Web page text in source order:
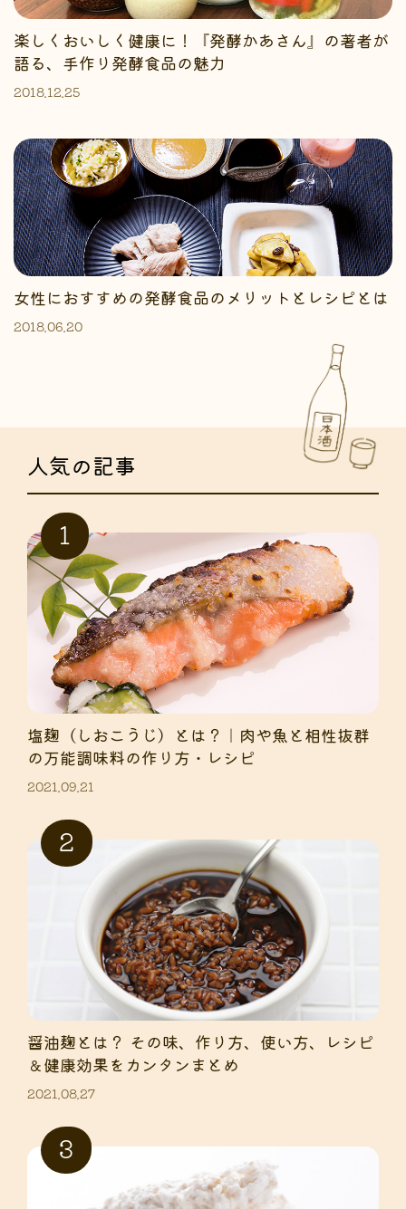
楽しくおいしく健康に！『発酵かあさん』の著者が
語る、手作り発酵食品の魅力
2018.12.25
女性におすすめの発酵食品のメリットとレシピとは
2018.06.20
人気の記事
塩麹（しおこうじ）とは？｜肉や魚と相性抜群
の万能調味料の作り方・レシピ
2021.09.21
醤油麹とは？ その味、作り方、使い方、レシピ
＆健康効果をカンタンまとめ
2021.08.27